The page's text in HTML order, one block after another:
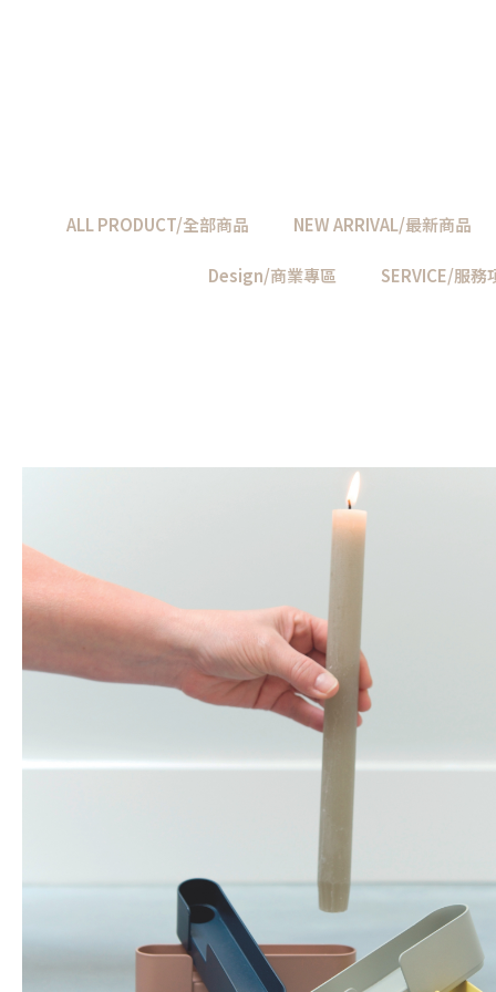
ALL PRODUCT/全部商品 NEW ARRIVAL/最新商品
Design/商業專區 SERVICE/服務